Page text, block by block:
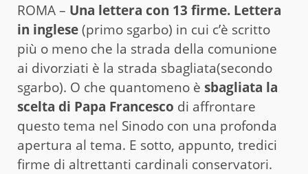
ROMA – Una lettera con 13 firme. Lettera
in inglese(primo sgarbo) in cui c’è scritto
più o meno che la strada della comunione
ai divorziati è la strada sbagliata(secondo
sgarbo). O che quantomeno è sbagliata la
scelta di Papa Francesco di affrontare
questo tema nel Sinodo con una profonda
apertura al tema. E sotto, appunto, tredici
firme di altrettanti cardinali conservatori.